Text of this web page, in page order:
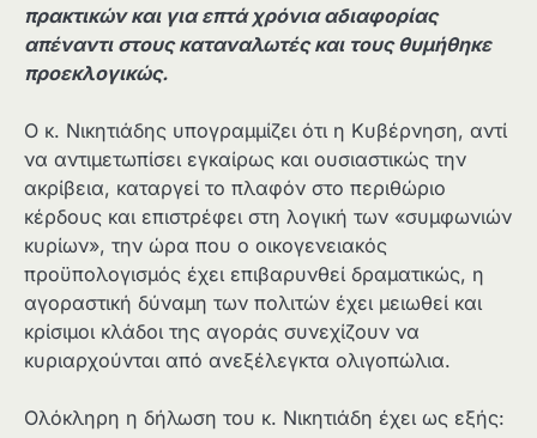
πρακτικών και για επτά χρόνια αδιαφορίας
απέναντι στους καταναλωτές και τους θυμήθηκε
προεκλογικώς.
Ο κ. Νικητιάδης υπογραμμίζει ότι η Κυβέρνηση, αντί
να αντιμετωπίσει εγκαίρως και ουσιαστικώς την
ακρίβεια, καταργεί το πλαφόν στο περιθώριο
κέρδους και επιστρέφει στη λογική των «συμφωνιών
κυρίων», την ώρα που ο οικογενειακός
προϋπολογισμός έχει επιβαρυνθεί δραματικώς, η
αγοραστική δύναμη των πολιτών έχει μειωθεί και
κρίσιμοι κλάδοι της αγοράς συνεχίζουν να
κυριαρχούνται από ανεξέλεγκτα ολιγοπώλια.
Ολόκληρη η δήλωση του κ. Νικητιάδη έχει ως εξής: